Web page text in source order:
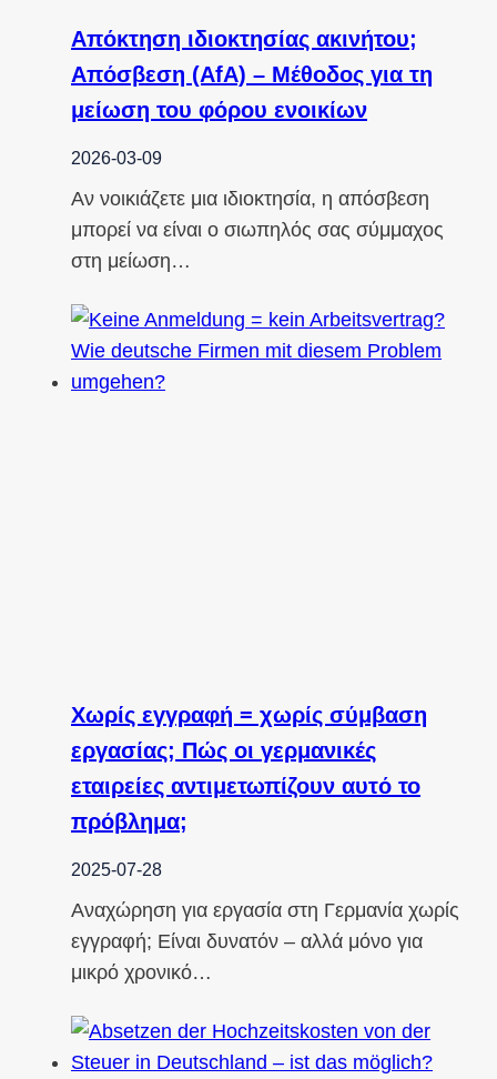
Απόκτηση ιδιοκτησίας ακινήτου;
Απόσβεση (AfA) – Μέθοδος για τη
μείωση του φόρου ενοικίων
2026-03-09
Αν νοικιάζετε μια ιδιοκτησία, η απόσβεση
μπορεί να είναι ο σιωπηλός σας σύμμαχος
στη μείωση…
Χωρίς εγγραφή = χωρίς σύμβαση
εργασίας; Πώς οι γερμανικές
εταιρείες αντιμετωπίζουν αυτό το
πρόβλημα;
2025-07-28
Αναχώρηση για εργασία στη Γερμανία χωρίς
εγγραφή; Είναι δυνατόν – αλλά μόνο για
μικρό χρονικό…